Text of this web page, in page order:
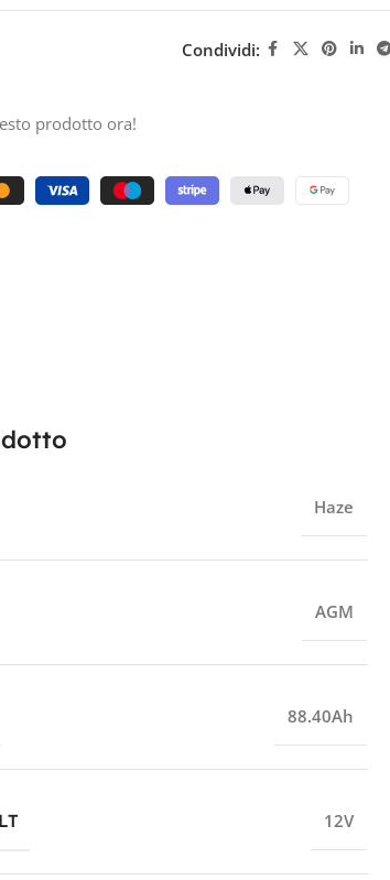
Condividi:
prodotto ora!
Haze
AGM
88.40Ah
12V